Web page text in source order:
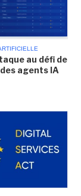
au défi de
agents IA